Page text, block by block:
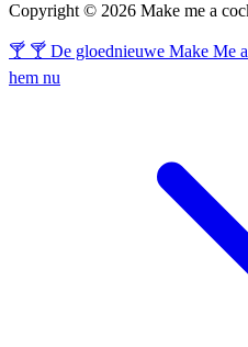
Copyright © 2026 Make me a
🍸 🍸 De gloednieuwe Make Me
hem nu